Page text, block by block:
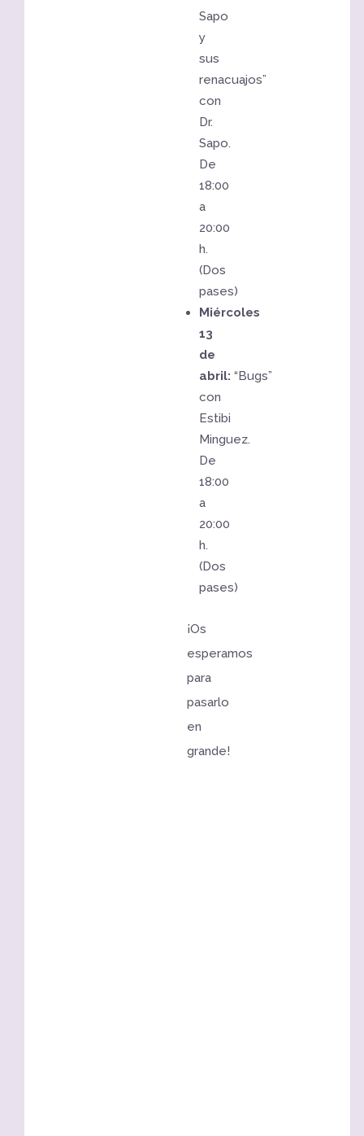
Sapo
y
sus
renacuajos”
con
Dr.
Sapo.
De
18:00
a
20:00
h.
(Dos
pases)
Miércoles
13
de
abril: “Bugs”
con
Estibi
Minguez.
De
18:00
a
20:00
h.
(Dos
pases)
¡Os
esperamos
para
pasarlo
en
grande!